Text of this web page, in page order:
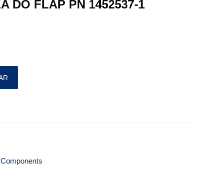
DO FLAP PN 1452537-1
1452537-1 quantidade